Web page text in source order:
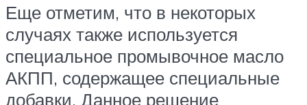
Еще отметим, что в некоторых
случаях также используется
специальное промывочное масло
АКПП, содержащее специальные
добавки. Данное решение